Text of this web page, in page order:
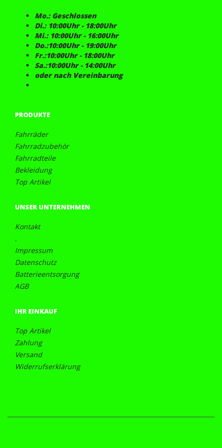
Mo.: Geschlossen
Di.: 10:00Uhr - 18:00Uhr
Mi.: 10:00Uhr - 16:00Uhr
Do.:10:00Uhr - 19:00Uhr
Fr.:10:00Uhr - 18:00Uhr
Sa.:10:00Uhr - 14:00Uhr
oder nach Vereinbarung
PRODUKTE
Fahrräder
Fahrradzubehör
Fahrradteile
Bekleidung
Top Artikel
UNSER UNTERNEHMEN
Kontakt
.
Impressum
Datenschutz
Batterieentsorgung
AGB
IHR EINKAUF
Top Artikel
Zahlung
Versand
Widerrufserklärung